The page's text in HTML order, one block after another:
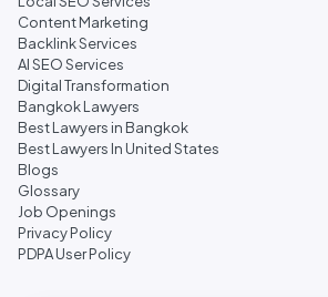
Content Marketing
Backlink Services
AI SEO Services
Digital Transformation
Bangkok Lawyers
Best Lawyers in Bangkok
Best Lawyers In United States
Blogs
Glossary
Job Openings
Privacy Policy
PDPA User Policy